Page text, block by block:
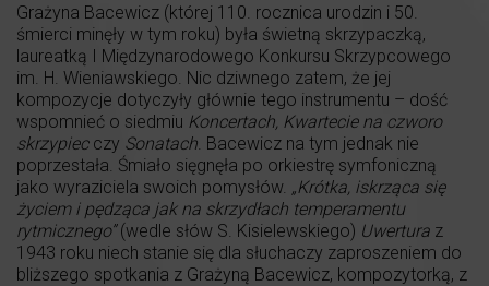
Grażyna Bacewicz (której 110. rocznica urodzin i 50.
śmierci minęły w tym roku) była świetną skrzypaczką,
laureatką I Międzynarodowego Konkursu Skrzypcowego
im. H. Wieniawskiego. Nic dziwnego zatem, że jej
kompozycje dotyczyły głównie tego instrumentu – dość
wspomnieć o siedmiu Koncertach, Kwartecie na czworo
skrzypiecczy Sonatach. Bacewicz na tym jednak nie
poprzestała. Śmiało sięgnęła po orkiestrę symfoniczną
jako wyraziciela swoich pomysłów. „Krótka, iskrząca się
życiem i pędząca jak na skrzydłach temperamentu
rytmicznego”(wedle słów S. Kisielewskiego) Uwertura z
1943 roku niech stanie się dla słuchaczy zaproszeniem do
bliższego spotkania z Grażyną Bacewicz, kompozytorką, z